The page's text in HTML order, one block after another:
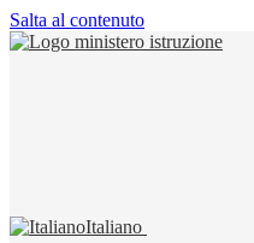
Salta al contenuto
Italiano